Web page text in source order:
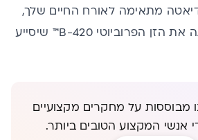
מתאימה לאורח החיים שלך,
את הזן הפרוביוטי
B-420™ שיסייע
מבוססות על מחקרים מקצועיים
אנשי המקצוע הטובים ביותר.